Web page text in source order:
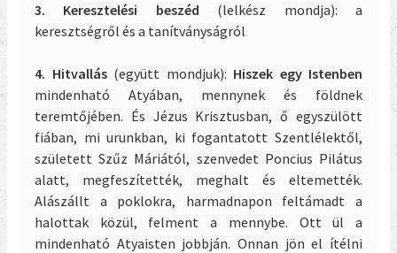
3. Keresztelési beszéd (lelkész mondja): a
keresztségről és a tanítványságról
4. Hitvallás(együtt mondjuk): Hiszek egy Istenben
mindenható Atyában, mennynek és földnek
teremtőjében. És Jézus Krisztusban, ő egyszülött
fiában, mi urunkban, ki fogantatott Szentlélektől,
született Szűz Máriától, szenvedet Poncius Pilátus
alatt, megfeszítették, meghalt és eltemették.
Alászállt a poklokra, harmadnapon feltámadt a
halottak közül, felment a mennybe. Ott ül a
mindenható Atyaisten jobbján. Onnan jön el ítélni